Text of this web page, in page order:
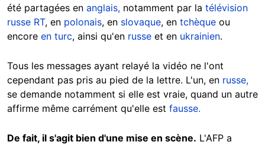
été partagées en anglais, notamment par la télévision
russe RT, en polonais, en slovaque, en tchèque ou
encore en turc, ainsi qu'en russe et en ukrainien.
Tous les messages ayant relayé la vidéo ne l'ont
cependant pas pris au pied de la lettre. L'un, en russe,
se demande notamment si elle est vraie, quand un autre
affirme même carrément qu'elle est fausse.
De fait, il s'agit bien d'une mise en scène. L'AFP a